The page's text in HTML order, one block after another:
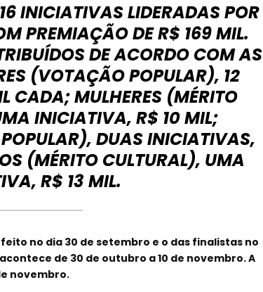
INICIATIVAS LIDERADAS POR
PREMIAÇÃO DE R$ 169 MIL.
DE ACORDO COM AS
(VOTAÇÃO POPULAR), 12
CADA; MULHERES (MÉRITO
INICIATIVA, R$ 10 MIL;
DUAS INICIATIVAS,
(MÉRITO CULTURAL), UMA
R$ 13 MIL.
no dia 30 de setembro e o das finalistas no
de 30 de outubro a 10 de novembro. A
novembro.